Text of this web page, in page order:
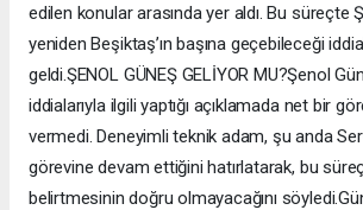
edilen konular arasında yer aldı. Bu süreçte
yeniden Beşiktaş’ın başına geçebileceği
geldi.ŞENOL GÜNEŞ GELİYOR MU?Şenol
iddialarıyla ilgili yaptığı açıklamada net bir
vermedi. Deneyimli teknik adam, şu anda
görevine devam ettiğini hatırlatarak, bu
belirtmesinin doğru olmayacağını